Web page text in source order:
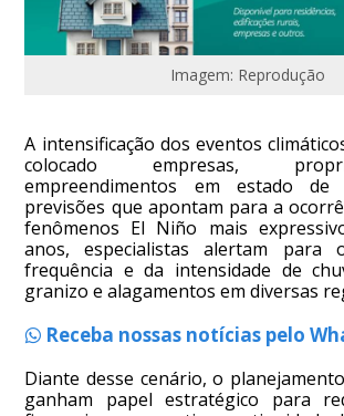
Imagem: Reprodução
A intensificação dos eventos
colocado empresas,
empreendimentos em estado de
previsões que apontam para a
fenômenos El Niño mais
anos, especialistas alertam para
frequência e da intensidade de
granizo e alagamentos em diversas
Receba nossas notícias pelo
Diante desse cenário, o
ganham papel estratégico para